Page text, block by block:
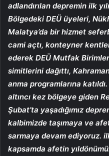
adlandırılan depremin ilk
Bölgedeki DEÜ üyeleri,
Malatya’da bir hizmet
cami açtı, konteyner
ederek DEÜ Mutfak
simitlerini dağıttı,
anma programlarına
altıncı kez bölgeye giden
Şubat’ta yaşadığımız
kalbimizde taşımaya ve
sarmaya devam ediyoruz.
kapsamda afetin